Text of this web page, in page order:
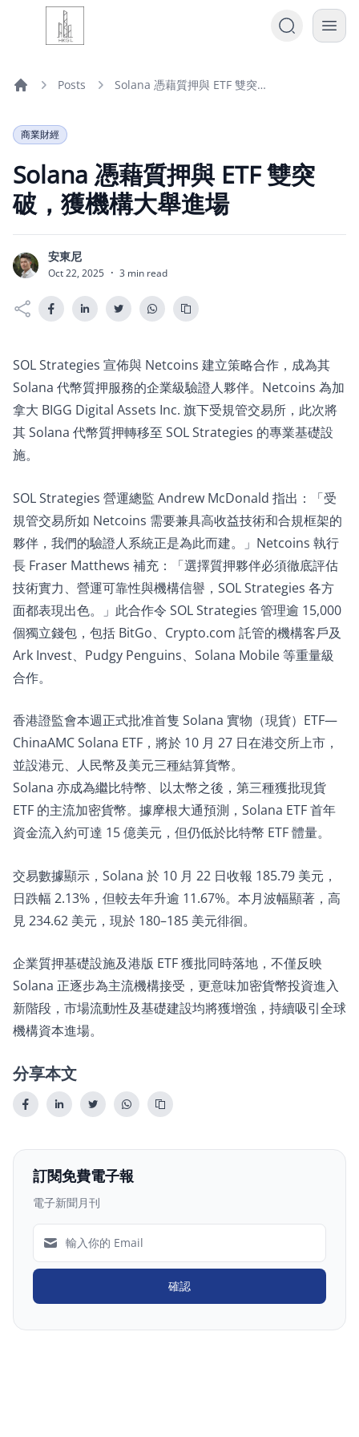
Posts Solana 憑藉質押與 ETF 雙突破，獲機構大舉進場
商業財經
Solana 憑藉質押與 ETF 雙突
破，獲機構大舉進場
安 安東尼
Oct 22, 2025 · 3 min read
SOL Strategies 宣佈與 Netcoins 建立策略合作，成為其
Solana 代幣質押服務的企業級驗證人夥伴。Netcoins 為加
拿大 BIGG Digital Assets Inc. 旗下受規管交易所，此次將
其 Solana 代幣質押轉移至 SOL Strategies 的專業基礎設
施。​
SOL Strategies 營運總監 Andrew McDonald 指出：「受
規管交易所如 Netcoins 需要兼具高收益技術和合規框架的
夥伴，我們的驗證人系統正是為此而建。」Netcoins 執行
長 Fraser Matthews 補充：「選擇質押夥伴必須徹底評估
技術實力、營運可靠性與機構信譽，SOL Strategies 各方
面都表現出色。」此合作令 SOL Strategies 管理逾 15,000
個獨立錢包，包括 BitGo、Crypto.com 託管的機構客戶及
Ark Invest、Pudgy Penguins、Solana Mobile 等重量級
合作。​
香港證監會本週正式批准首隻 Solana 實物（現貨）ETF—
ChinaAMC Solana ETF，將於 10 月 27 日在港交所上市，
並設港元、人民幣及美元三種結算貨幣。​
Solana 亦成為繼比特幣、以太幣之後，第三種獲批現貨
ETF 的主流加密貨幣。據摩根大通預測，Solana ETF 首年
資金流入約可達 15 億美元，但仍低於比特幣 ETF 體量。​
交易數據顯示，Solana 於 10 月 22 日收報 185.79 美元，
日跌幅 2.13%，但較去年升逾 11.67%。本月波幅顯著，高
見 234.62 美元，現於 180–185 美元徘徊。​
企業質押基礎設施及港版 ETF 獲批同時落地，不僅反映
Solana 正逐步為主流機構接受，更意味加密貨幣投資進入
新階段，市場流動性及基礎建設均將獲增強，持續吸引全球
機構資本進場。
分享本文
訂閱免費電子報
電子新聞月刊
確認